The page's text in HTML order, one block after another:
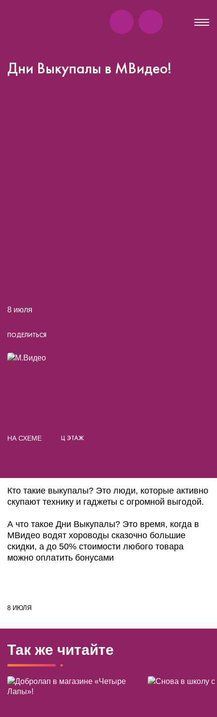
8 июля
ПОДЕЛИТЬСЯ
НА СХЕМЕ Ц ЭТАЖ
Дни Выкупалы в МВидео!
Кто такие выкупалы? Это люди, которые активно
скупают технику и гаджеты с огромной выгодой.
А что такое Дни Выкупалы? Это время, когда в
МВидео водят хороводы сказочно большие
скидки, а до 50% стоимости любого товара
можно оплатить бонусами
8 ИЮЛЯ
Так же читайте